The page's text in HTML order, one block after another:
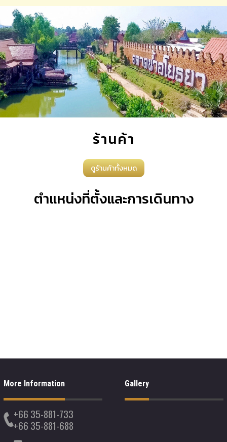
ร้านค้า
ดูร้านค้าทั้งหมด
ตำแหน่งที่ตั้งและการเดินทาง
More Information
+66 35-881-733
+66 35-881-688
Gallery